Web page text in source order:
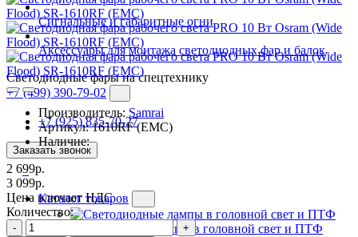
Сигнальные и габаритные огни
Аксессуары для монтажа светодиодных фар и балок
Светодиодные фары на спецтехнику
+7 (499) 390-79-02
+7 (925) 835-70-27
Заказать звонок
Каталог товаров
Светодиодные лампы в головной свет и ПТФ
Производитель: Samrai
Артикул:1610RF (EMC)
Наличие:
2 699р.
3 099р.
Цена влючает НДС
Количество:
-
+